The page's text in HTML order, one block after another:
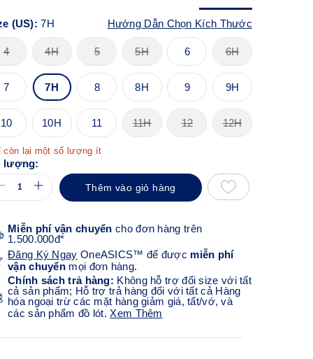
(US):7H Hướng Dẫn Chọn Kích Thước
4 4H 5 5H 6 6H
7 7H 8 8H 9 9H
10 10H 11 11H 12 12H
còn lại một số lượng ít
lượng:
Thêm vào giỏ hàng
Miễn phí vận chuyển cho đơn hàng trên
1.500.000đ*
Đăng Ký Ngay OneASICS™ để được miễn phí
vận chuyển mọi đơn hàng.
Chính sách trả hàng: Không hỗ trợ đổi size với tất
cả sản phẩm; Hỗ trợ trả hàng đối với tất cả Hàng
hóa ngoại trừ các mặt hàng giảm giá, tất/vớ, và
các sản phẩm đồ lót.Xem Thêm